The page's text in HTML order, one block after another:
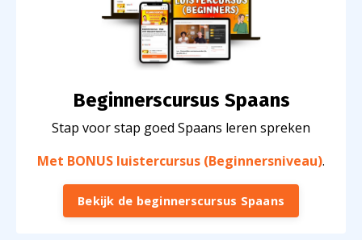
Beginnerscursus Spaans
Stap voor stap goed Spaans leren spreken
Met BONUS luistercursus (Beginnersniveau).
Bekijk de beginnerscursus Spaans